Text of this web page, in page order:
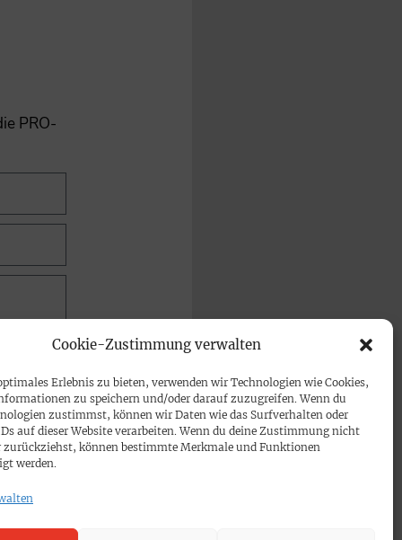
Cookie-Zustimmung verwalten
Erlebnis zu bieten, verwenden wir Technologien wie Cookies,
zu speichern und/oder darauf zuzugreifen. Wenn du
zustimmst, können wir Daten wie das Surfverhalten oder
auf dieser Website verarbeiten. Wenn du deine Zustimmung nicht
zurückziehst, können bestimmte Merkmale und Funktionen
werden.
PRO-